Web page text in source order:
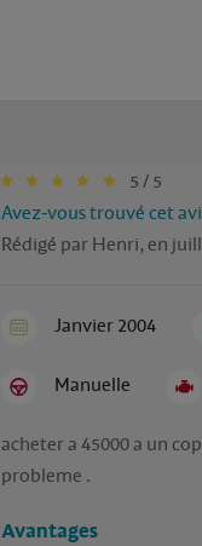
5 / 5
Avez-vous trouvé cet
Rédigé par Henri, en
Janvier 2004
Manuelle
acheter a 45000 a un
probleme .
Avantages